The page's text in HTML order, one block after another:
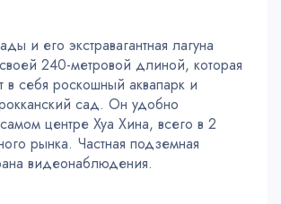
и его экстравагантная лагуна
240-метровой длиной, которая
в себя роскошный аквапарк и
сад. Он удобно
центре Хуа Хина, всего в 2
рынка. Частная подземная
видеонаблюдения.